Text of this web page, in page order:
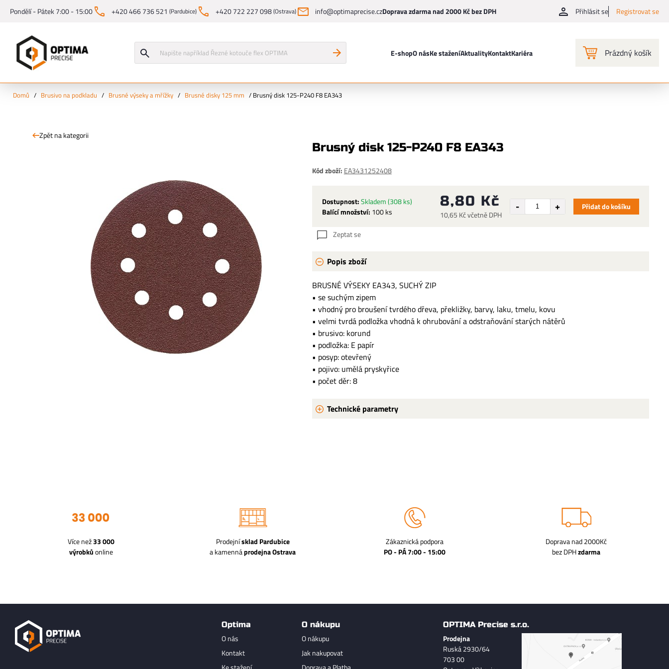
Pondělí - Pátek 7:00 - 15:00 +420 466 736 521 (Pardubice) +420 722 227 098(Ostrava) info@optimaprecise.czDoprava zdarma nad 2000 Kč bez DPH Přihlásit se Registrovat se
E-shopO násKe staženíAktualityKontaktKariéra Prázdný košík
Domů / Brusivo na podkladu / Brusné výseky a mřížky / Brusné disky 125 mm / Brusný disk 125-P240 F8 EA343
Zpět na kategorii
Brusný disk 125-P240 F8 EA343
Kód zboží: EA3431252408
Dostupnost:Skladem(308 ks)
Balící množství: 100 ks
8,80 Kč
10,65 Kč včetně DPH
Přidat do košíku
Zeptat se
Popis zboží
BRUSNÉ VÝSEKY EA343, SUCHÝ ZIP
• se suchým zipem
• vhodný pro broušení tvrdého dřeva, překližky, barvy, laku, tmelu, kovu
• velmi tvrdá podložka vhodná k ohrubování a odstraňování starých nátěrů
• brusivo: korund
• podložka: E papír
• posyp: otevřený
• pojivo: umělá pryskyřice
• počet děr: 8
Technické parametry
Více než33 000
výrobkůonline
Prodejnísklad Pardubice
a kamennáprodejna Ostrava
Zákaznická podpora
PO - PÁ 7:00 - 15:00
Doprava nad 2000Kč
bez DPHzdarma
Optima
O nás
Kontakt
O nákupu
O nákupu
Jak nakupovat
OPTIMA Precise s.r.o.
Prodejna
Ruská 2930/64
703 00